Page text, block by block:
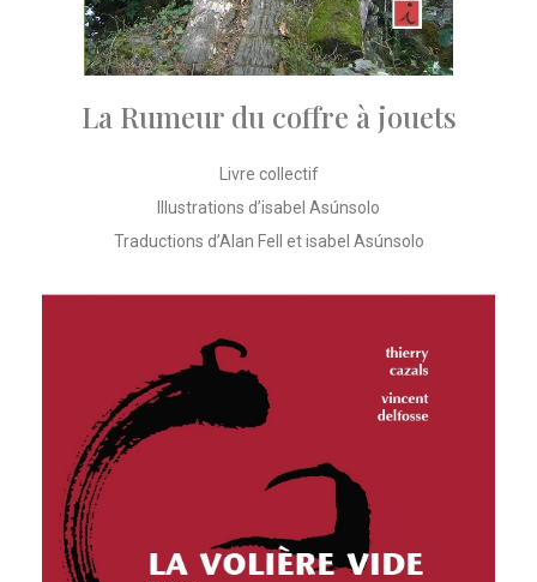
La Rumeur du coffre à jouets
Livre collectif
Illustrations d’isabel Asúnsolo
Traductions d’Alan Fell et isabel Asúnsolo